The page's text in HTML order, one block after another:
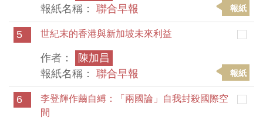
報紙名稱： 聯合早報 報紙
5 世紀末的香港與新加坡未來利益
作者：
陳加昌
報紙名稱： 聯合早報 報紙
6
李登輝作繭自縛：「兩國論」自我封殺國際空
間